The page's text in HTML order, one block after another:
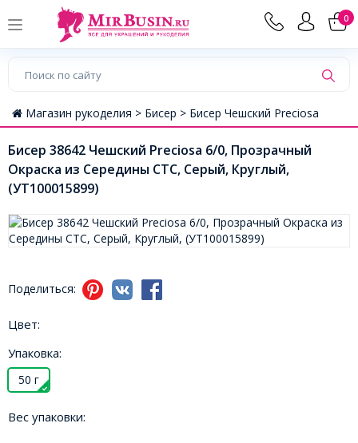
0
Магазин рукоделия > Бисер > Бисер Чешский Preciosa
Бисер 38642 Чешский Preciosa 6/0, Прозрачный
Окраска из Середины CTC, Серый, Круглый,
(УТ100015899)
Поделиться:
Цвет:
Упаковка:
50 г
Вес упаковки: